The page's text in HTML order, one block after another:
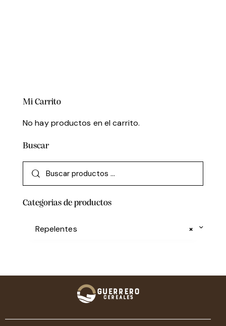
Mi Carrito
No hay productos en el carrito.
Buscar
Categorias de productos
×
Repelentes